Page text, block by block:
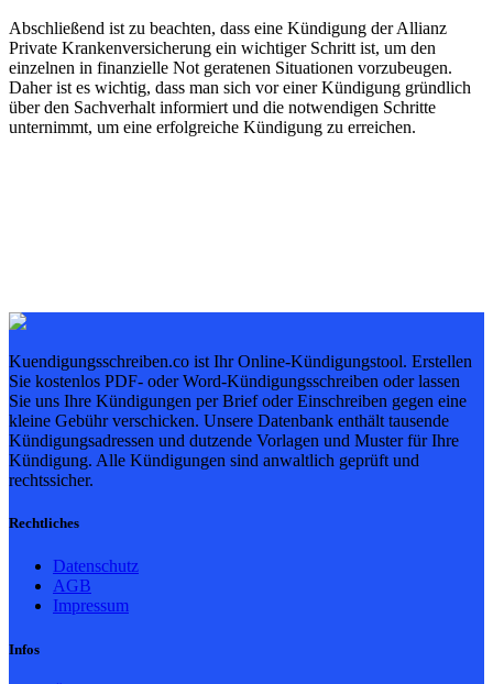
Abschließend ist zu beachten, dass eine Kündigung der Allianz
Private Krankenversicherung ein wichtiger Schritt ist, um den
einzelnen in finanzielle Not geratenen Situationen vorzubeugen.
Daher ist es wichtig, dass man sich vor einer Kündigung gründlich
über den Sachverhalt informiert und die notwendigen Schritte
unternimmt, um eine erfolgreiche Kündigung zu erreichen.
Kuendigungsschreiben.co ist Ihr Online-Kündigungstool. Erstellen
Sie kostenlos PDF- oder Word-Kündigungsschreiben oder lassen
Sie uns Ihre Kündigungen per Brief oder Einschreiben gegen eine
kleine Gebühr verschicken. Unsere Datenbank enthält tausende
Kündigungsadressen und dutzende Vorlagen und Muster für Ihre
Kündigung. Alle Kündigungen sind anwaltlich geprüft und
rechtssicher.
Rechtliches
Datenschutz
AGB
Impressum
Infos